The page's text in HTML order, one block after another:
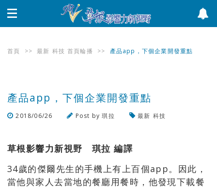
首頁 >> 最新 科技 首頁輪播 >> 產品app，下個企業開發重點
產品app，下個企業開發重點
2018/06/26 Post by琪拉 最新 科技
草根影響力新視野 琪拉 編譯
34歲的傑爾先生的手機上有上百個app。因此，
當他與家人去當地的餐廳用餐時，他發現下載餐